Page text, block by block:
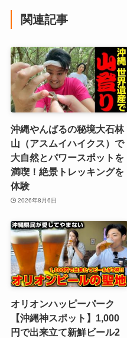
関連記事
沖縄やんばるの秘境大石林
山（アスムイハイクス）で
大自然とパワースポットを
満喫！絶景トレッキングを
体験
2026年8月6日
オリオンハッピーパーク
【沖縄神スポット】1,000
円で出来立て新鮮ビール2